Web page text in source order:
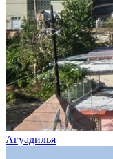
Агуадилья